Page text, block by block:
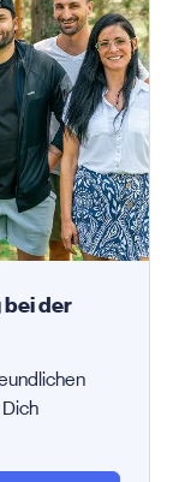
bei der